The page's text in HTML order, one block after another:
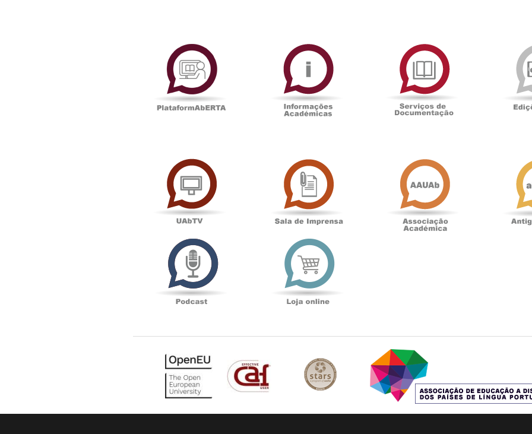
PlataformAberta
Académicas